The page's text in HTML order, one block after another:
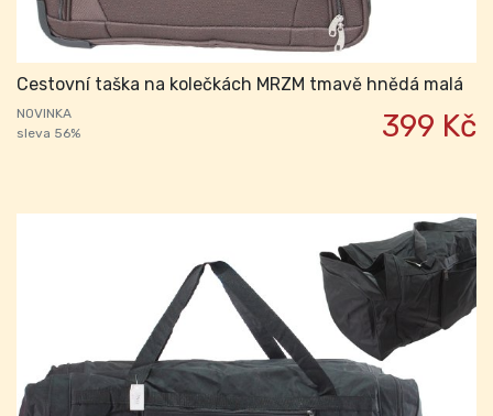
Cestovní taška na kolečkách MRZM tmavě hnědá malá
NOVINKA
sleva 56%
399 Kč